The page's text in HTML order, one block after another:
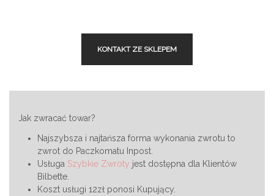
KONTAKT ZE SKLEPEM
Jak zwracać towar?
Najszybsza i najtańsza forma wykonania zwrotu to
zwrot do Paczkomatu Inpost.
Usługa Szybkie Zwroty jest dostępna dla Klientów
Bilbette.
Koszt usługi 12zł ponosi Kupujący.